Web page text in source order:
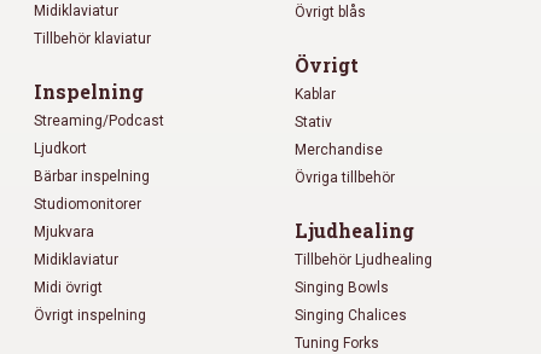
Midiklaviatur
Tillbehör klaviatur
Inspelning
Streaming/Podcast
Ljudkort
Bärbar inspelning
Studiomonitorer
Mjukvara
Midiklaviatur
Midi övrigt
Övrigt inspelning
Övrigt blås
Övrigt
Kablar
Stativ
Merchandise
Övriga tillbehör
Ljudhealing
Tillbehör Ljudhealing
Singing Bowls
Singing Chalices
Tuning Forks